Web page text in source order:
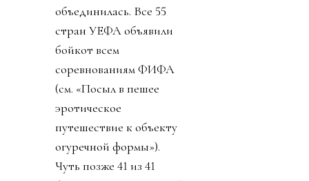
объединилась. Все 55
стран УЕФА объявили
бойкот всем
соревнованиям ФИФА
(см. «Посыл в пешее
эротическое
путешествие к объекту
огуречной формы»).
Чуть позже 41 из 41